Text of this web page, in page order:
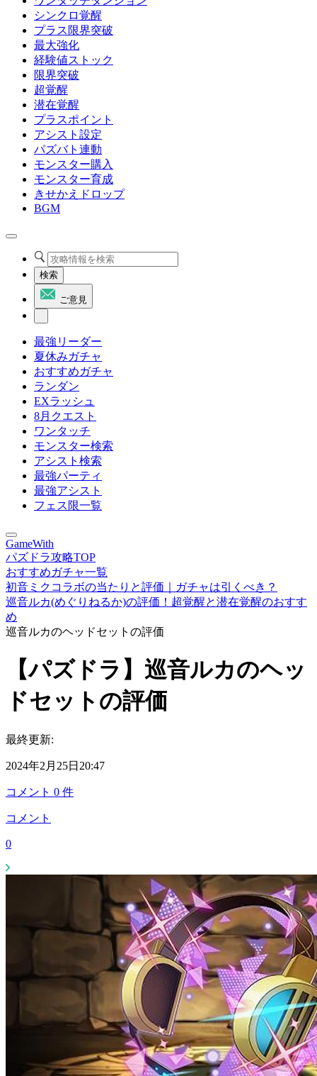
シンクロ覚醒
プラス限界突破
最大強化
経験値ストック
限界突破
超覚醒
潜在覚醒
プラスポイント
アシスト設定
パズバト連動
モンスター購入
モンスター育成
きせかえドロップ
BGM
検索
ご意見
最強リーダー
夏休みガチャ
おすすめガチャ
ランダン
EXラッシュ
8月クエスト
ワンタッチ
モンスター検索
アシスト検索
最強パーティ
最強アシスト
フェス限一覧
GameWith
パズドラ攻略TOP
おすすめガチャ一覧
初音ミクコラボの当たりと評価｜ガチャは引くべき？
巡音ルカ(めぐりねるか)の評価！超覚醒と潜在覚醒のおすす
め
巡音ルカのヘッドセットの評価
【パズドラ】巡音ルカのヘッ
ドセットの評価
最終更新:
2024年2月25日20:47
コメント 0 件
コメント
0